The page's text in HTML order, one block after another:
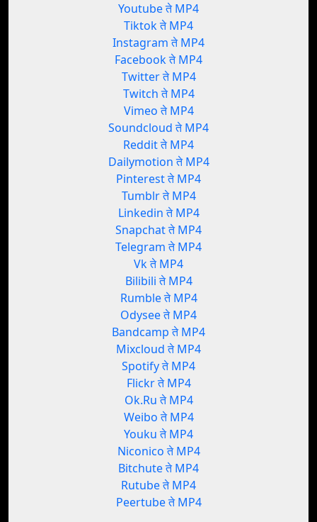
Youtube ते MP4
Tiktok ते MP4
Instagram ते MP4
Facebook ते MP4
Twitter ते MP4
Twitch ते MP4
Vimeo ते MP4
Soundcloud ते MP4
Reddit ते MP4
Dailymotion ते MP4
Pinterest ते MP4
Tumblr ते MP4
Linkedin ते MP4
Snapchat ते MP4
Telegram ते MP4
Vk ते MP4
Bilibili ते MP4
Rumble ते MP4
Odysee ते MP4
Bandcamp ते MP4
Mixcloud ते MP4
Spotify ते MP4
Flickr ते MP4
Ok.Ru ते MP4
Weibo ते MP4
Youku ते MP4
Niconico ते MP4
Bitchute ते MP4
Rutube ते MP4
Peertube ते MP4